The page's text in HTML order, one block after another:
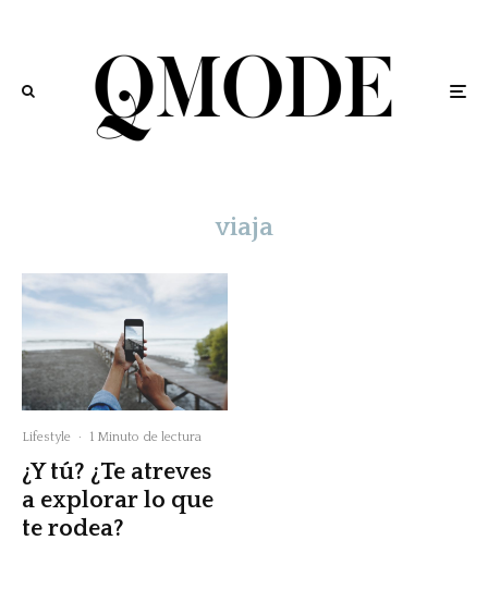
viaja
Lifestyle · 1 Minuto de lectura
¿Y tú? ¿Te atreves
a explorar lo que
te rodea?